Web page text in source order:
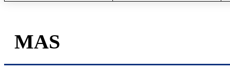
MAS